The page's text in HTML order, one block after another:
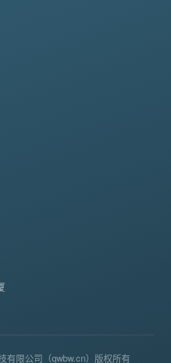
有限公司（qwbw.cn）版权所有